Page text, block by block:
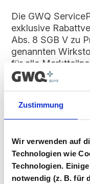
Zustimmung
Wir verwenden auf
Technologien wie
Technologien.
notwendig (z. B. für
Die GWQ
exklusive
Abs. 8 SGB V zu
genannten
für alle
Vertrag im
Bitte melden
direkt